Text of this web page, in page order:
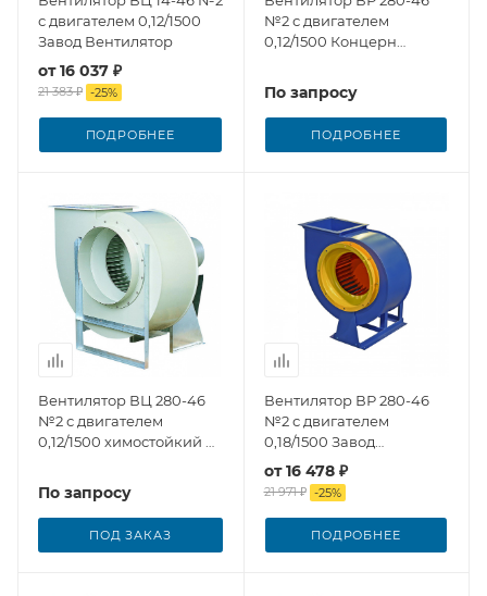
с двигателем 0,12/1500
Завод Вентилятор
от16 037 ₽
21 383 ₽ -25%
ПОДРОБНЕЕ
№2 с двигателем
0,12/1500 Концерн
По запросу
ПОДРОБНЕЕ
Вентилятор ВЦ 280-46
№2 с двигателем
0,12/1500 химостойкий из
По запросу
ПОД ЗАКАЗ
Вентилятор ВР 280-46
№2 с двигателем
0,18/1500 Завод
Вентилятор
от16 478 ₽
21 971 ₽ -25%
ПОДРОБНЕЕ